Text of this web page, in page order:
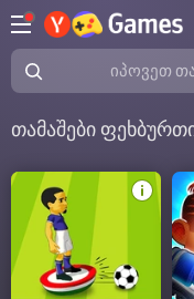
იპოვეთ თამაში ან
თამაშები